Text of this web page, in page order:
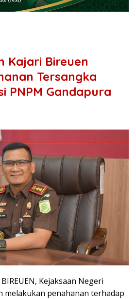
Kajari Bireuen
Tersangka
PNPM Gandapura
BIREUEN, Kejaksaan Negeri
melakukan penahanan terhadap